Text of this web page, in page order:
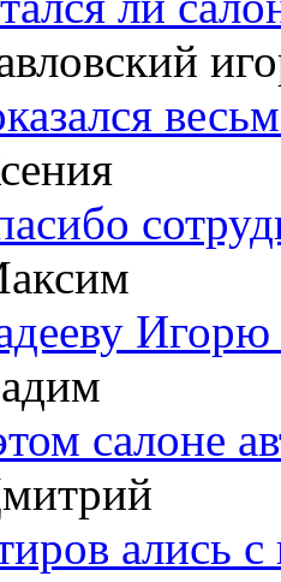
Игорю
салоне
ались